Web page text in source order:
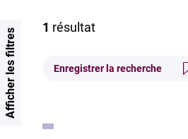
1 résultat
Enregistrer la recherche
Afficher les filtres